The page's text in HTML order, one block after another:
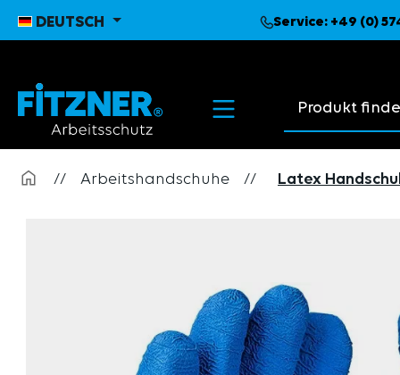
Zur Hauptnavigation springen
DEUTSCH Service: +49 (0)
// Arbeitshandschuhe // Latex